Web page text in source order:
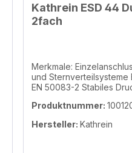
Kathrein ESD 44
2fach
Merkmale: Einzelanschlussdosen für Stichleitungs
und Sternverteilsysteme Erfüllen: EN 60728-11 und
EN 50083-2 Stabiles Druckgussgehäuse Mit
Dosen mit Ø 55-65 mm Mit fast allen
zur Produktsicherheit Hersteller/EU Verantwortliche
Produktnummer:
Hersteller: Kathrein